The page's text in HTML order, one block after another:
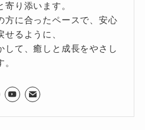
り添います。
方に合ったペースで、安心
るように、
して、癒しと成長をやさし